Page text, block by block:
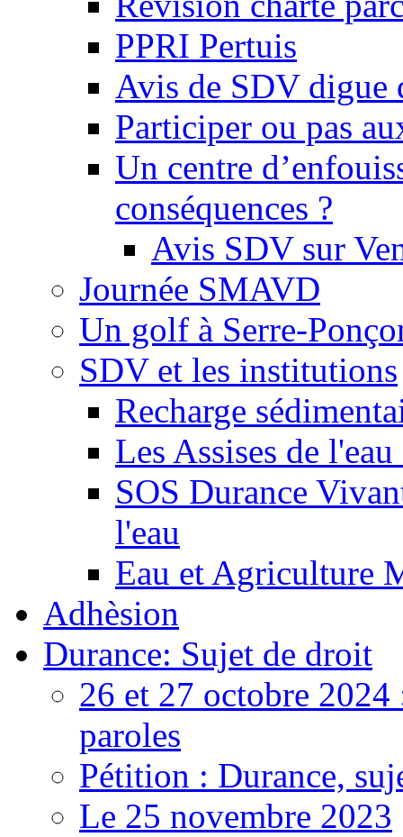
PPRI Pertuis
Avis de SDV digue
Participer ou pas
Un centre
conséquences ?
Avis SDV sur
Journée SMAVD
Un golf à Serre-
SDV et les institutions
Recharge
Les Assises de
SOS Durance
l'eau
Eau et Agriculture
Adhèsion
Durance: Sujet de droit
26 et 27 octobre 2024
paroles
Pétition : Durance,
Le 25 novembre 2023